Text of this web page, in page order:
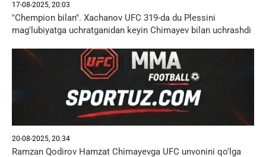
17-08-2025, 20:03
"Chempion bilan". Xachanov UFC 319-da du Plessini
mag'lubiyatga uchratganidan keyin Chimayev bilan uchrashdi
20-08-2025, 20:34
Ramzan Qodirov Hamzat Chimayevga UFC unvonini qo'lga